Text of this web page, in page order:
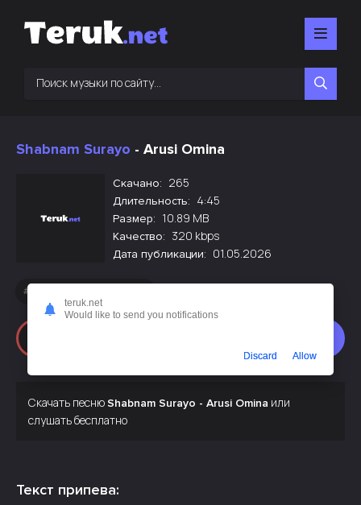
Shabnam Surayo - Arusi Omina
Скачано: 265
Длительность: 4:45
Размер: 10.89 MB
Качество: 320 kbps
Дата публикации: 01.05.2026
Скачать песню Shabnam Surayo - Arusi Omina или
слушать бесплатно
Текст припева:
teruk.net
Would like to send you notifications
Discard Allow